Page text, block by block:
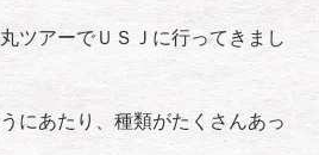
ツアーでＵＳＪに行ってきまし
にあたり、種類がたくさんあっ